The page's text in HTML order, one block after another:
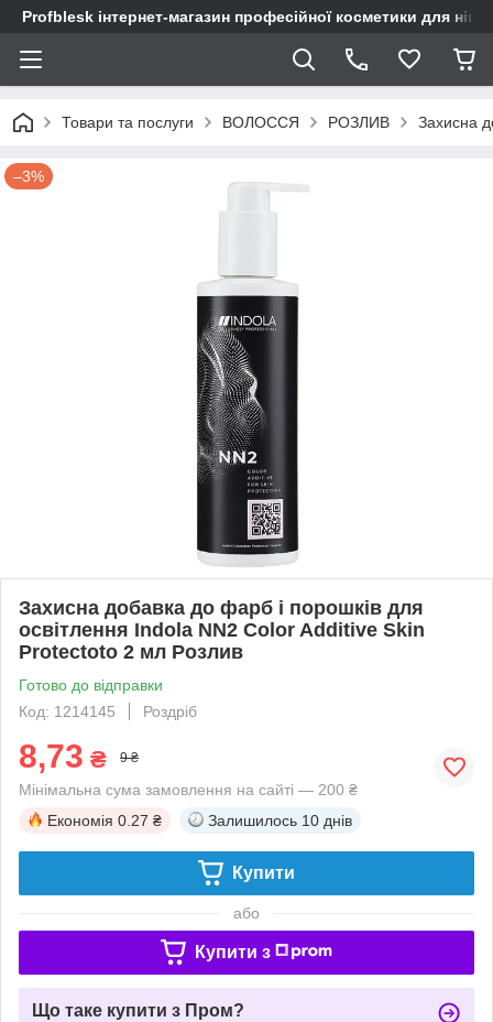
Profblesk інтернет-магазин професійної косметики для
Товари та послуги ВОЛОССЯ РОЗЛИВ Захисна
–3%
Захисна добавка до фарб і порошків для
освітлення Indola NN2 Color Additive Skin
Protectoto 2 мл Розлив
Готово до відправки
Код: 1214145
Роздріб
8,73 ₴ 9 ₴
Мінімальна сума замовлення на сайті — 200 ₴
Економія 0.27 ₴ Залишилось 10 днів
Купити
або
Купити з
Що таке купити з Пром?